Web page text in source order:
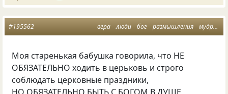
вера люди бог размышления мудрость
#195562
Моя старенькая бабушка говорила, что НЕ
ОБЯЗАТЕЛЬНО ходить в церьковь и строго
соблюдать церковные праздники,